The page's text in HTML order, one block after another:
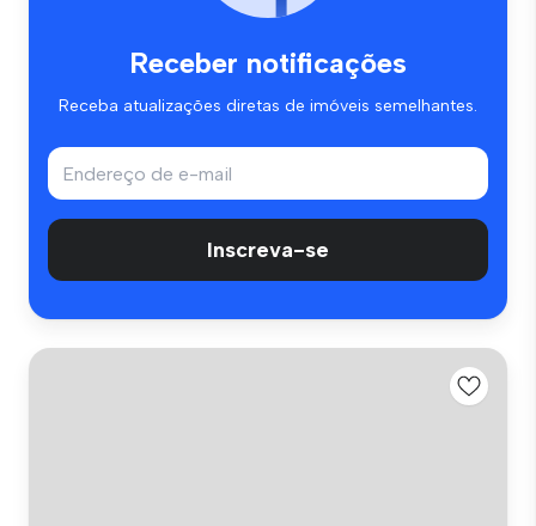
Receber notificações
Receba atualizações diretas de imóveis semelhantes.
Inscreva-se